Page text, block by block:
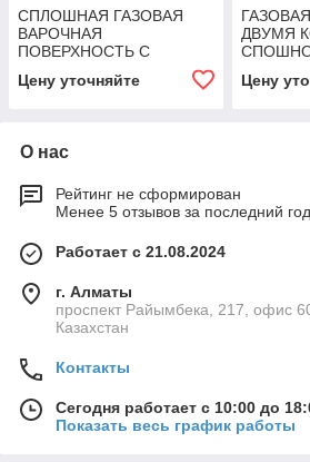
СПЛОШНАЯ ГАЗОВАЯ
ВАРОЧНАЯ
ПОВЕРХНОСТЬ С
Angelopo
Цену уточняйте
ДВУМЯ
Цену
О нас
Рейтинг не сформирован
Менее 5 отзывов за последний год
Работает с 21.08.2024
г. Алматы
проспект Райымбека, 217, офис
Казахстан
Контакты
Сегодня работает с 10:00 до
Показать весь график работы